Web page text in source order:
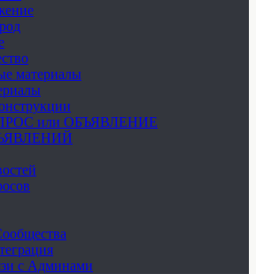
материалы
или ОБЪЯВЛЕНИЕ
с Админами